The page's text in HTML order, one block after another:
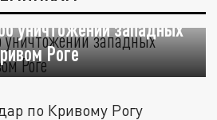
уничтожении западных
Роге
по Кривому Рогу